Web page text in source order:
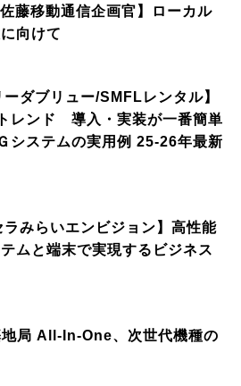
藤移動通信企画官】ローカル
向けて
ーダブリュー/SMFLレンタル】
レンド 導入・実装が一番簡単
システムの実用例 25-26年最新
ラみらいエンビジョン】高性能
ムと端末で実現するビジネス
地局 All-In-One、次世代機種の